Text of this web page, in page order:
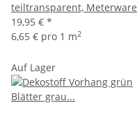
teiltransparent, Meterware
19,95 € *
6,65 € pro 1 m2
Auf Lager